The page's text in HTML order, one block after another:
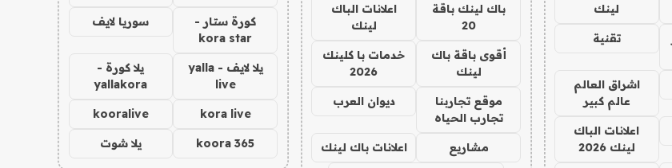
لينك
تقنية
اشراق العالم
عالم كبير
اعلانات الباك
لينك 2026
باك لينك باقة
20
اعلانات الباك
لينك
أقوى باقة باك
لينك
خدمات با كلينك
2026
موقع تجاربنا
تجارب الحياه
ديوان العرب
مشاريع اعلانات باك لينك
كورة ستار -
kora star
سوريا لايف
يلا لايف - yalla
live
يلا كورة -
yallakora
kora live
kooralive
koora 365 يلا شوت